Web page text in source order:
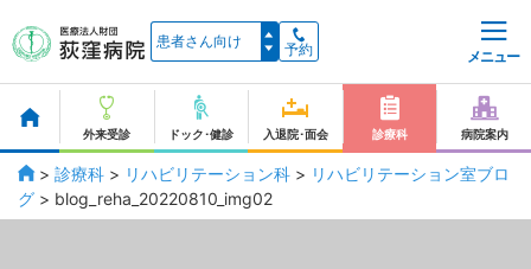
予約 メニュー
外来受診 ドック･健診 入退院･面会 診療科 病院案内
> 診療科 > リハビリテーション科 > リハビリテーション室ブロ
グ > blog_reha_20220810_img02